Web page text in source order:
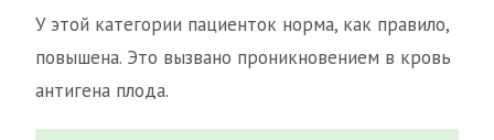
У этой категории пациенток норма, как правило,
повышена. Это вызвано проникновением в кровь
антигена плода.